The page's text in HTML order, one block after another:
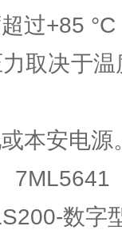
过+85
取决于
本安电源
数字